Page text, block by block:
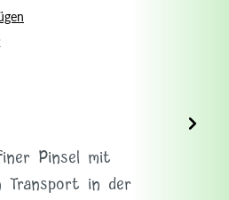
Pinsel mit
Transport in der